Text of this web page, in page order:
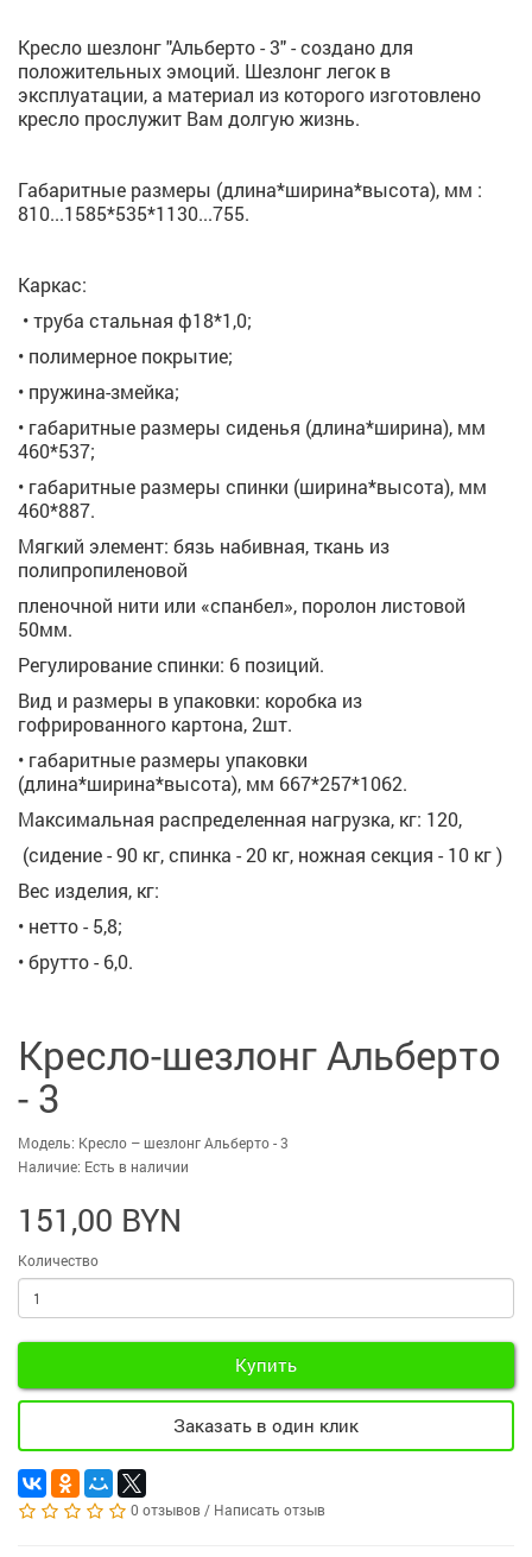
Кресло шезлонг "Альберто - 3" - создано для
положительных эмоций. Шезлонг легок в
эксплуатации, а материал из которого изготовлено
кресло прослужит Вам долгую жизнь.
Габаритные размеры (длина*ширина*высота), мм :
810...1585*535*1130...755.
Каркас:
• труба стальная ф18*1,0;
• полимерное покрытие;
• пружина-змейка;
• габаритные размеры сиденья (длина*ширина), мм
460*537;
• габаритные размеры спинки (ширина*высота), мм
460*887.
Мягкий элемент: бязь набивная, ткань из
полипропиленовой
пленочной нити или «спанбел», поролон листовой
50мм.
Регулирование спинки: 6 позиций.
Вид и размеры в упаковки: коробка из
гофрированного картона, 2шт.
• габаритные размеры упаковки
(длина*ширина*высота), мм 667*257*1062.
Максимальная распределенная нагрузка, кг: 120,
(сидение - 90 кг, спинка - 20 кг, ножная секция - 10 кг )
Вес изделия, кг:
• нетто - 5,8;
• брутто - 6,0.
Кресло-шезлонг Альберто
- 3
Модель: Кресло – шезлонг Альберто - 3
Наличие: Есть в наличии
151,00 BYN
Количество
Купить
Заказать в один клик
0 отзывов / Написать отзыв